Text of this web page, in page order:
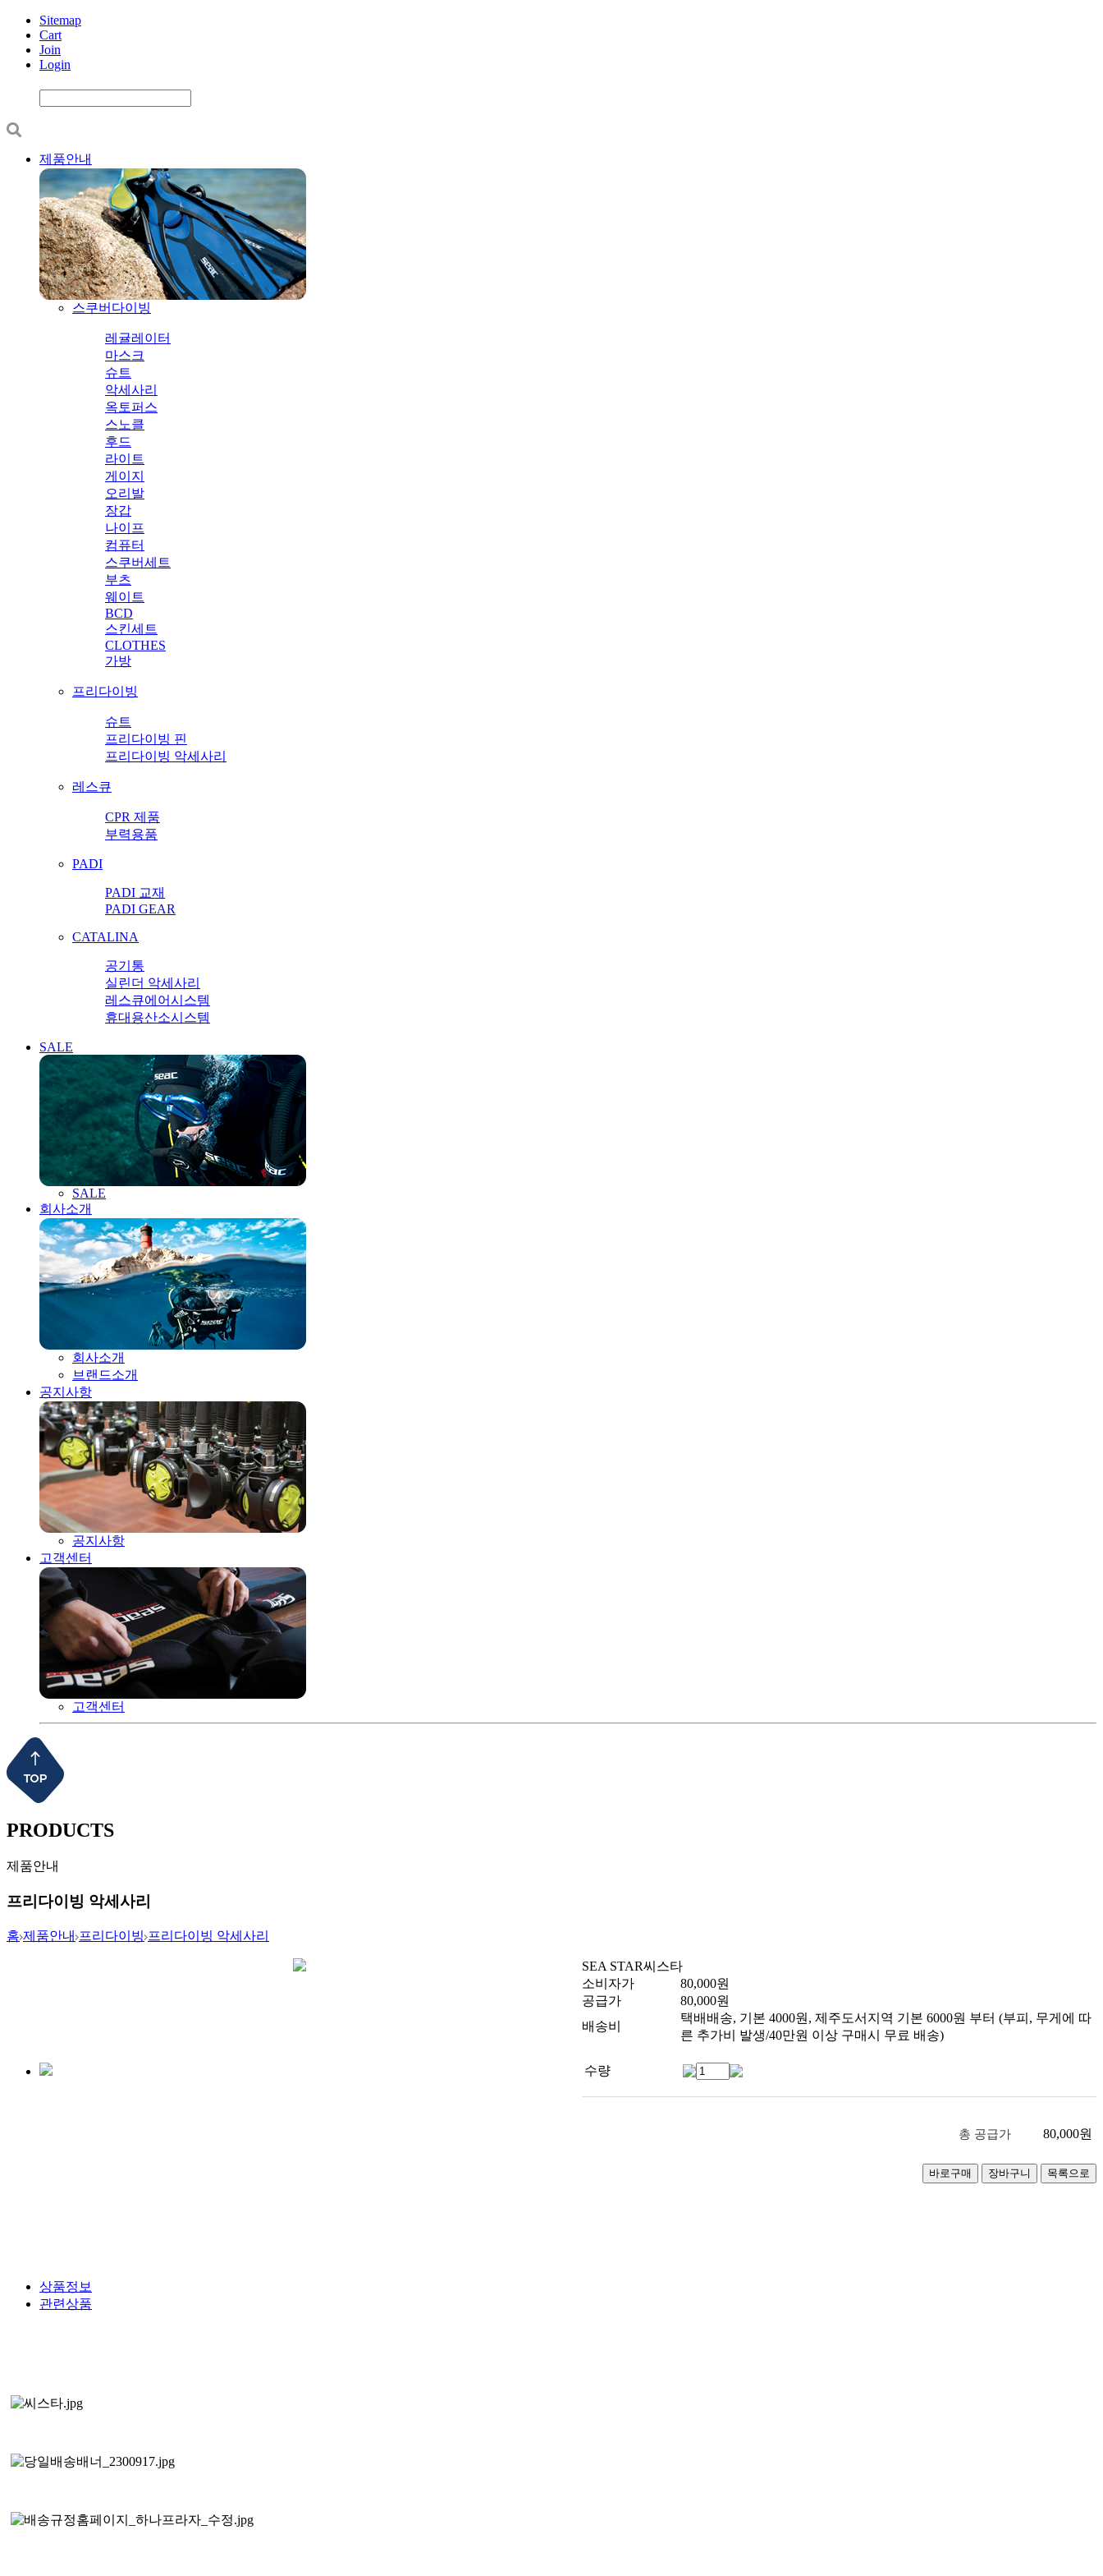
Sitemap
Cart
Join
Login
제품안내
스쿠버다이빙
레귤레이터
마스크
슈트
악세사리
옥토퍼스
스노클
후드
라이트
게이지
오리발
장갑
나이프
컴퓨터
스쿠버세트
부츠
웨이트
BCD
스킨세트
CLOTHES
가방
프리다이빙
슈트
프리다이빙 핀
프리다이빙 악세사리
레스큐
CPR 제품
부력용품
PADI
PADI 교재
PADI GEAR
CATALINA
공기통
실린더 악세사리
레스큐에어시스템
휴대용산소시스템
SALE
SALE
회사소개
회사소개
브랜드소개
공지사항
공지사항
고객센터
고객센터
PRODUCTS
제품안내
프리다이빙 악세사리
홈 제품안내 프리다이빙 프리다이빙 악세사리
SEA STAR씨스타
소비자가
80,000원
공급가
80,000원
배송비
택배배송, 기본 4000원, 제주도서지역 기본 6000원 부터 (부피, 무게에 따
른 추가비 발생/40만원 이상 구매시 무료 배송)
수량
총 공급가 80,000원
상품정보
관련상품